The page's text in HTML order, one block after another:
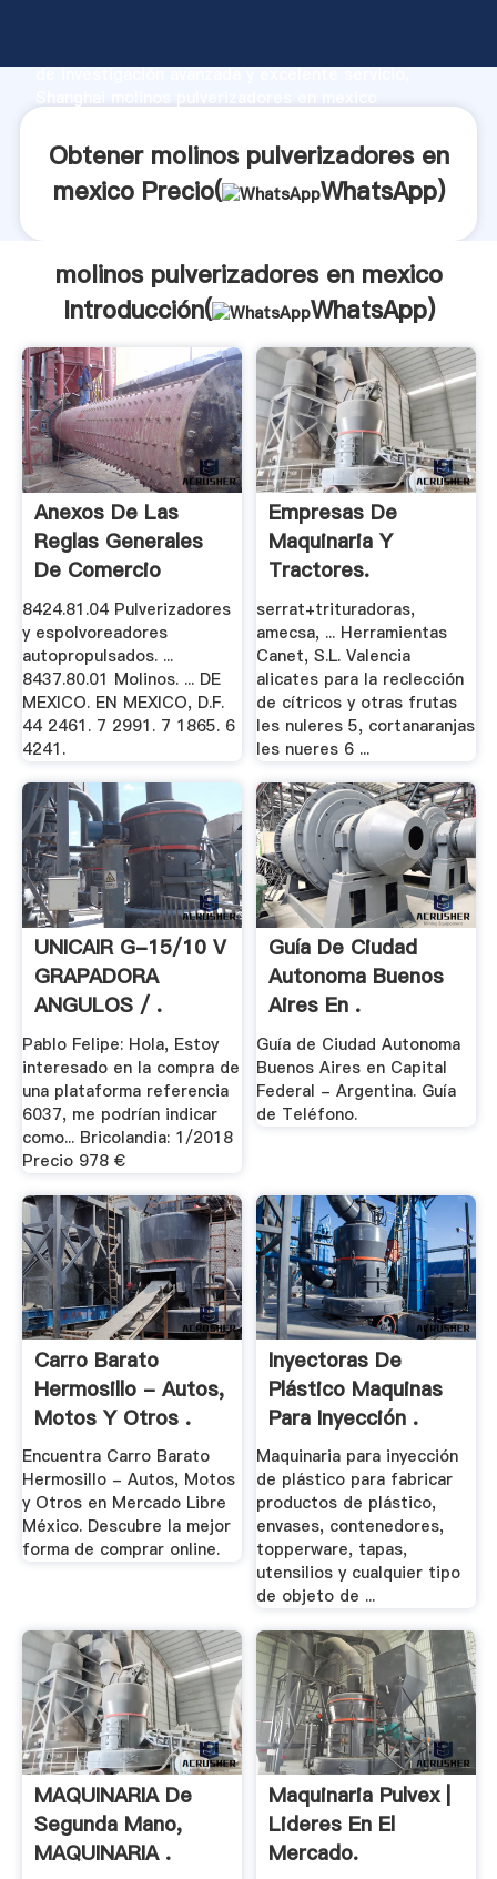
de investigación avanzada y excelente servicio,
clientes.
Obtener molinos pulverizadores en
mexico Precio(
WhatsApp)
molinos pulverizadores en mexico
Introducción(
WhatsApp)
Anexos De Las
Reglas Generales
De Comercio
Exterior .
8424.81.04 Pulverizadores
y espolvoreadores
autopropulsados. ...
8437.80.01 Molinos. ... DE
MEXICO. EN MEXICO, D.F.
44 2461. 7 2991. 7 1865. 6
4241.
Empresas De
Maquinaria Y
Tractores.
Fabricantes .
serrat+trituradoras,
amecsa, ... Herramientas
Canet, S.L. Valencia
alicates para la reclección
de cítricos y otras frutas
les nuleres 5, cortanaranjas
les nueres 6 ...
UNICAIR G-15/10 V
GRAPADORA
ANGULOS / .
Pablo Felipe: Hola, Estoy
interesado en la compra de
una plataforma referencia
6037, me podrían indicar
como... Bricolandia: 1/2018
Precio 978 €
Guía De Ciudad
Autonoma Buenos
Aires En .
Guía de Ciudad Autonoma
Buenos Aires en Capital
Federal - Argentina. Guía
de Teléfono.
Carro Barato
Hermosillo - Autos,
Motos Y Otros .
Encuentra Carro Barato
Hermosillo - Autos, Motos
y Otros en Mercado Libre
México. Descubre la mejor
forma de comprar online.
Inyectoras De
Plástico Maquinas
Para Inyección .
Maquinaria para inyección
de plástico para fabricar
productos de plástico,
envases, contenedores,
topperware, tapas,
utensilios y cualquier tipo
de objeto de ...
MAQUINARIA De
Segunda Mano,
MAQUINARIA .
Maquinaria Pulvex |
Lideres En El
Mercado.